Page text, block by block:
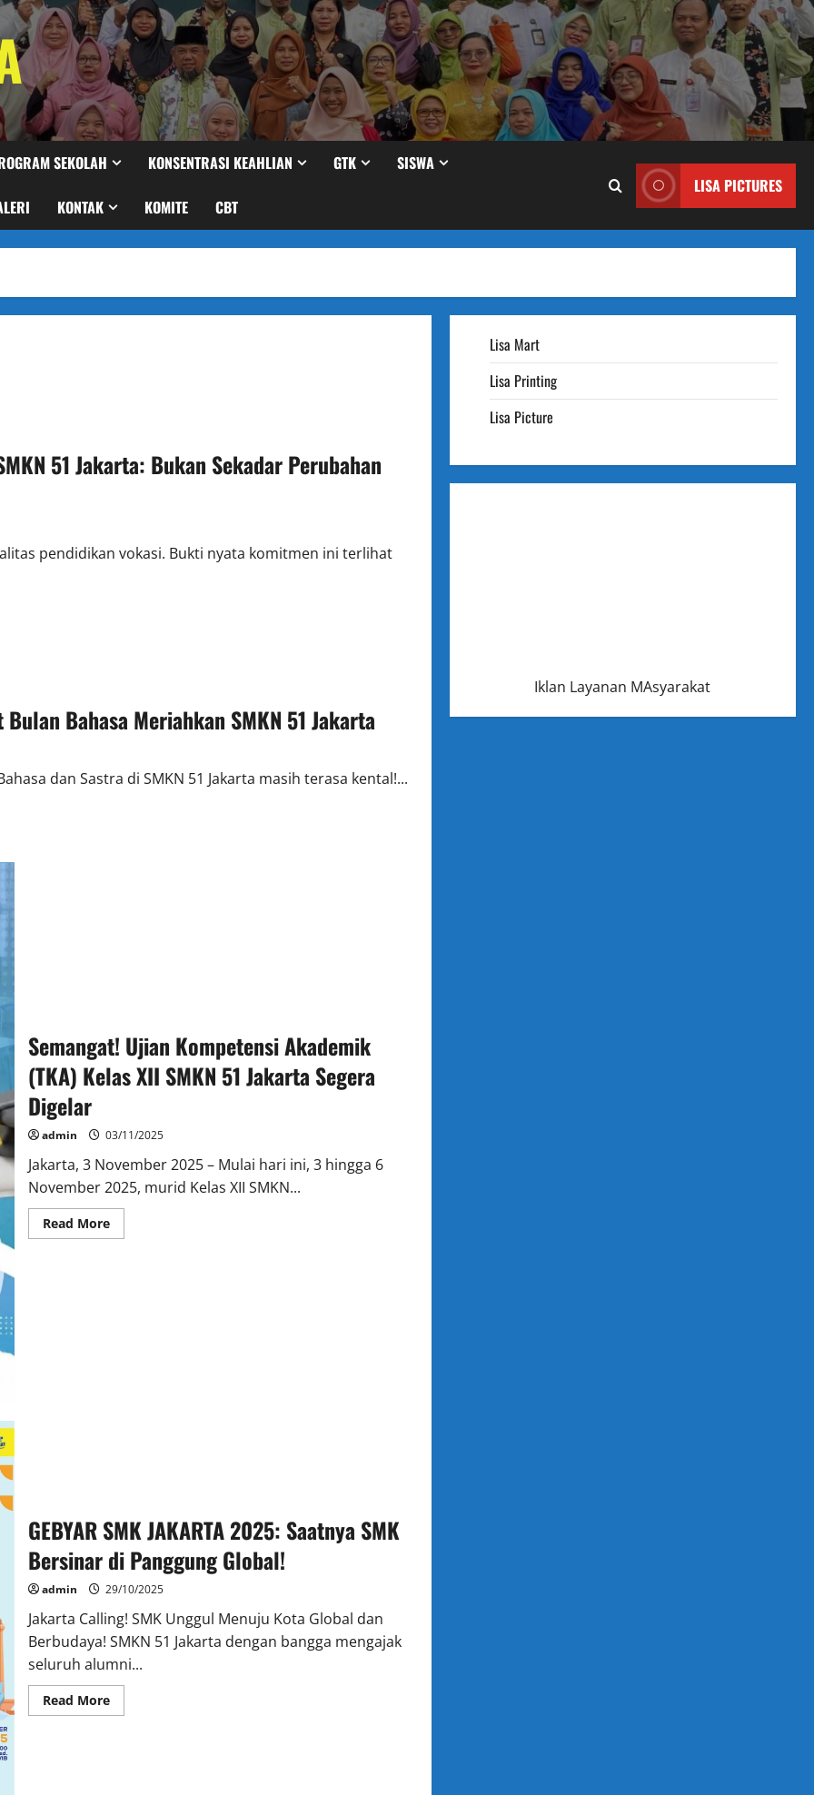
SEKOLAH KONSENTRASI KEAHLIAN GTK SISWA
KONTAK KOMITE CBT
LISA PICTURES
51 Jakarta: Bukan Sekadar Perubahan
pendidikan vokasi. Bukti nyata komitmen ini terlihat
Bahasa Meriahkan SMKN 51 Jakarta
dan Sastra di SMKN 51 Jakarta masih terasa kental!...
Semangat! Ujian Kompetensi Akademik
(TKA) Kelas XII SMKN 51 Jakarta Segera
Digelar
admin 03/11/2025
Jakarta, 3 November 2025 – Mulai hari ini, 3 hingga 6
November 2025, murid Kelas XII SMKN...
Read MoreRead
more
GEBYAR SMK JAKARTA 2025: Saatnya SMK
Bersinar di Panggung Global!
admin 29/10/2025
Jakarta Calling! SMK Unggul Menuju Kota Global dan
Berbudaya! SMKN 51 Jakarta dengan bangga mengajak
seluruh alumni...
Read MoreRead
more
Lisa Mart
Lisa Printing
Lisa Picture
Iklan Layanan MAsyarakat